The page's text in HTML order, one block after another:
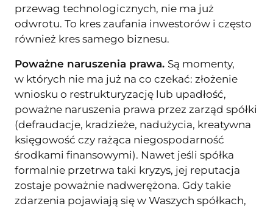
przewag technologicznych, nie ma już
odwrotu. To kres zaufania inwestorów i często
również kres samego biznesu.
Poważne naruszenia prawa. Są momenty,
w których nie ma już na co czekać: złożenie
wniosku o restrukturyzację lub upadłość,
poważne naruszenia prawa przez zarząd spółki
(defraudacje, kradzieże, nadużycia, kreatywna
księgowość czy rażąca niegospodarność
środkami finansowymi). Nawet jeśli spółka
formalnie przetrwa taki kryzys, jej reputacja
zostaje poważnie nadwerężona. Gdy takie
zdarzenia pojawiają się w Waszych spółkach,